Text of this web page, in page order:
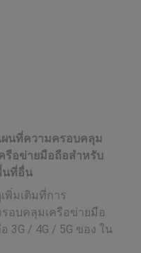
ผนที่ความครอบคลุม
รือข่ายมือถือสำหรับ
นที่อื่น
พิ่มเติมที่การ
อบคลุมเครือข่ายมือ
3G / 4G / 5G ของ ใน